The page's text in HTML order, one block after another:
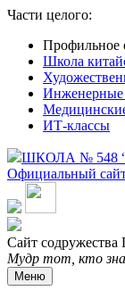
Части целого:
Профильное
Школа
Инженерные
ИТ-классы
ШКОЛА № 548
Официальный
Сайт
Мудр тот, кто
Меню